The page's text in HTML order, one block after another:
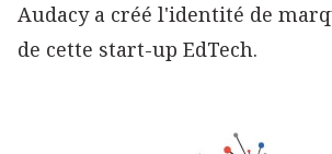
Audacy a créé l'identité de
de cette start-up EdTech.